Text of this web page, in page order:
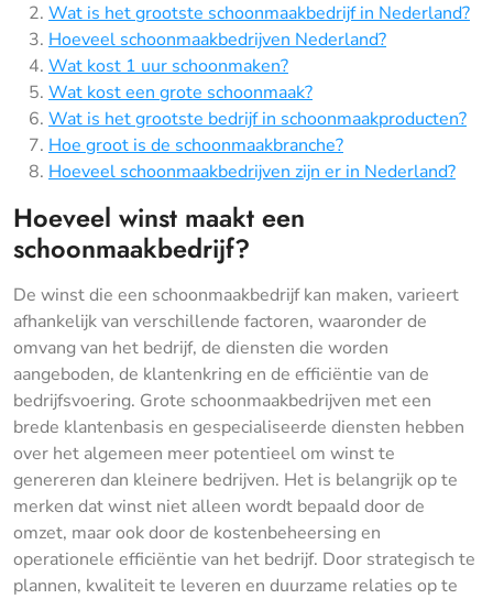
Wat is het grootste schoonmaakbedrijf in Nederland?
Hoeveel schoonmaakbedrijven Nederland?
Wat kost 1 uur schoonmaken?
Wat kost een grote schoonmaak?
Wat is het grootste bedrijf in schoonmaakproducten?
Hoe groot is de schoonmaakbranche?
Hoeveel schoonmaakbedrijven zijn er in Nederland?
Hoeveel winst maakt een
schoonmaakbedrijf?
De winst die een schoonmaakbedrijf kan maken, varieert
afhankelijk van verschillende factoren, waaronder de
omvang van het bedrijf, de diensten die worden
aangeboden, de klantenkring en de efficiëntie van de
bedrijfsvoering. Grote schoonmaakbedrijven met een
brede klantenbasis en gespecialiseerde diensten hebben
over het algemeen meer potentieel om winst te
genereren dan kleinere bedrijven. Het is belangrijk op te
merken dat winst niet alleen wordt bepaald door de
omzet, maar ook door de kostenbeheersing en
operationele efficiëntie van het bedrijf. Door strategisch te
plannen, kwaliteit te leveren en duurzame relaties op te